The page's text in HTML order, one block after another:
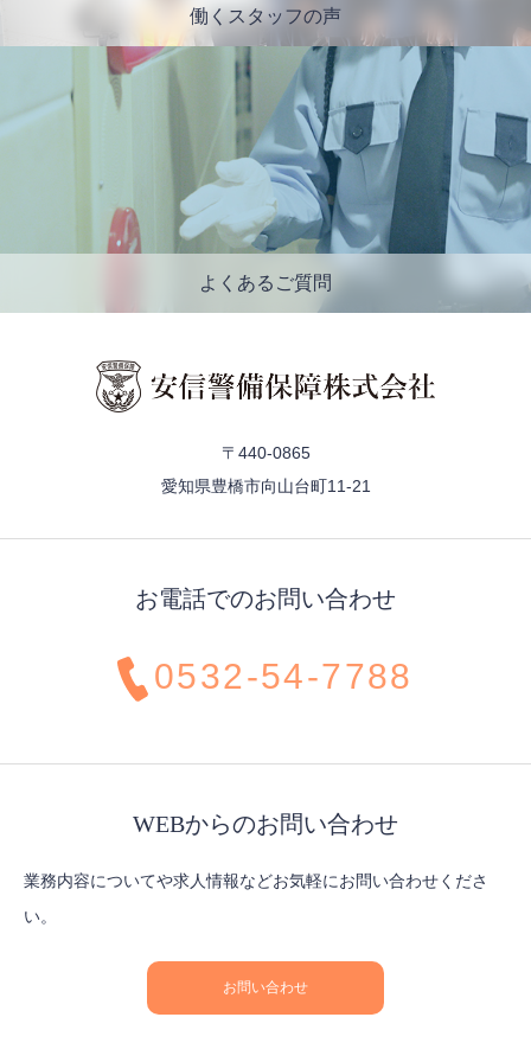
働くスタッフの声
よくあるご質問
〒440-0865
愛知県豊橋市向山台町11-21
お電話でのお問い合わせ
0532-54-7788
WEBからのお問い合わせ
業務内容についてや求人情報などお気軽にお問い合わせくださ
い。
お問い合わせ